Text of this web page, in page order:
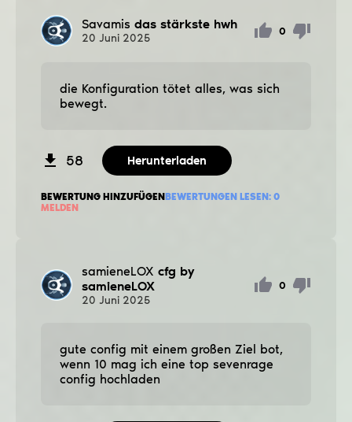
Savamis das stärkste hwh
20 Juni 2025
0
die Konfiguration tötet alles, was sich
bewegt.
58 Herunterladen
BEWERTUNG HINZUFÜGENBEWERTUNGEN LESEN: 0
MELDEN
samieneLOX cfg by
samieneLOX
20 Juni 2025
0
gute config mit einem großen Ziel bot,
wenn 10 mag ich eine top sevenrage
config hochladen